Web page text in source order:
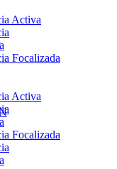
Activa
Focalizada
Activa
Focalizada